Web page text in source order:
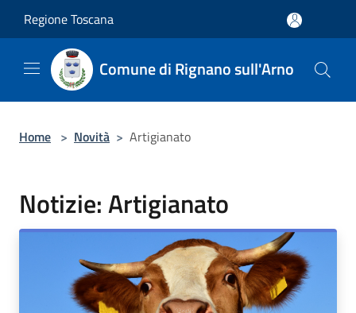
Regione Toscana
Comune di Rignano sull'Arno
Home > Novità > Artigianato
Notizie: Artigianato